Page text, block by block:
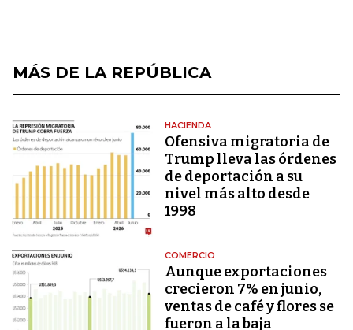
MÁS DE LA REPÚBLICA
HACIENDA
Ofensiva migratoria de
Trump lleva las órdenes
de deportación a su
nivel más alto desde
1998
COMERCIO
Aunque exportaciones
crecieron 7% en junio,
ventas de café y flores se
fueron a la baja